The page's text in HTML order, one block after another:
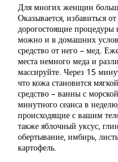
Для многих женщин
Оказывается, избавиться
дорогостоящие процедуры
можно и в домашних
средство от него – мед.
места немного меда и
массируйте. Через 15
что кожа становится
средство – ванны с
минутного сеанса в
происходящие с вашим
также яблочный уксус,
обертывание, имбирь,
картофель.